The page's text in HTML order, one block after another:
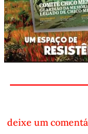
deixe um